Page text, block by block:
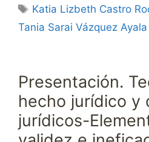
Etiquetas
Katia Lizbeth Castro
Tania Sarai Vázquez Ayala
Presentación.
hecho jurídico y
jurídicos-